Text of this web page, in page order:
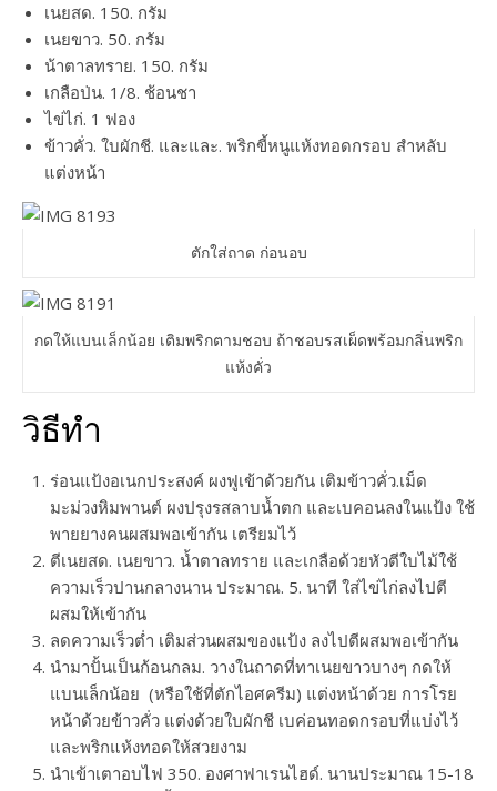
เนยสด. 150. กรัม
เนยขาว. 50. กรัม
น้าตาลทราย. 150. กรัม
เกลือป่น. 1/8. ช้อนชา
ไข่ไก่. 1 ฟอง
ข้าวคั่ว. ใบผักชี. และและ. พริกขี้หนูแห้งทอดกรอบ สำหลับ
แต่งหน้า
ตักใส่ถาด ก่อนอบ
กดให้แบนเล็กน้อย เติมพริกตามชอบ ถ้าชอบรสเผ็ดพร้อมกลิ่นพริก
แห้งคั่ว
วิธีทำ
ร่อนแป้งอเนกประสงค์ ผงฟูเข้าด้วยกัน เติมข้าวคั่ว.เม็ด
มะม่วงหิมพานต์ ผงปรุงรสลาบน้ำตก และเบคอนลงในแป้ง ใช้
พายยางคนผสมพอเข้ากัน เตรียมไว้
ตีเนยสด. เนยขาว. น้ำตาลทราย และเกลือด้วยหัวตีใบไม้ใช้
ความเร็วปานกลางนาน ประมาณ. 5. นาที ใส่ไข่ไก่ลงไปตี
ผสมให้เข้ากัน
ลดความเร็วต่ำ เติมส่วนผสมของแป้ง ลงไปตีผสมพอเข้ากัน
นำมาปั้นเป็นก้อนกลม. วางในถาดที่ทาเนยขาวบางๆ กดให้
แบนเล็กน้อย (หรือใช้ที่ตักไอศครีม) แต่งหน้าด้วย การโรย
หน้าด้วยข้าวคั่ว แต่งด้วยใบผักชี เบค่อนทอดกรอบที่แบ่งไว้
และพริกแห้งทอดให้สวยงาม
นำเข้าเตาอบไฟ 350. องศาฟาเรนไฮด์. นานประมาณ 15-18